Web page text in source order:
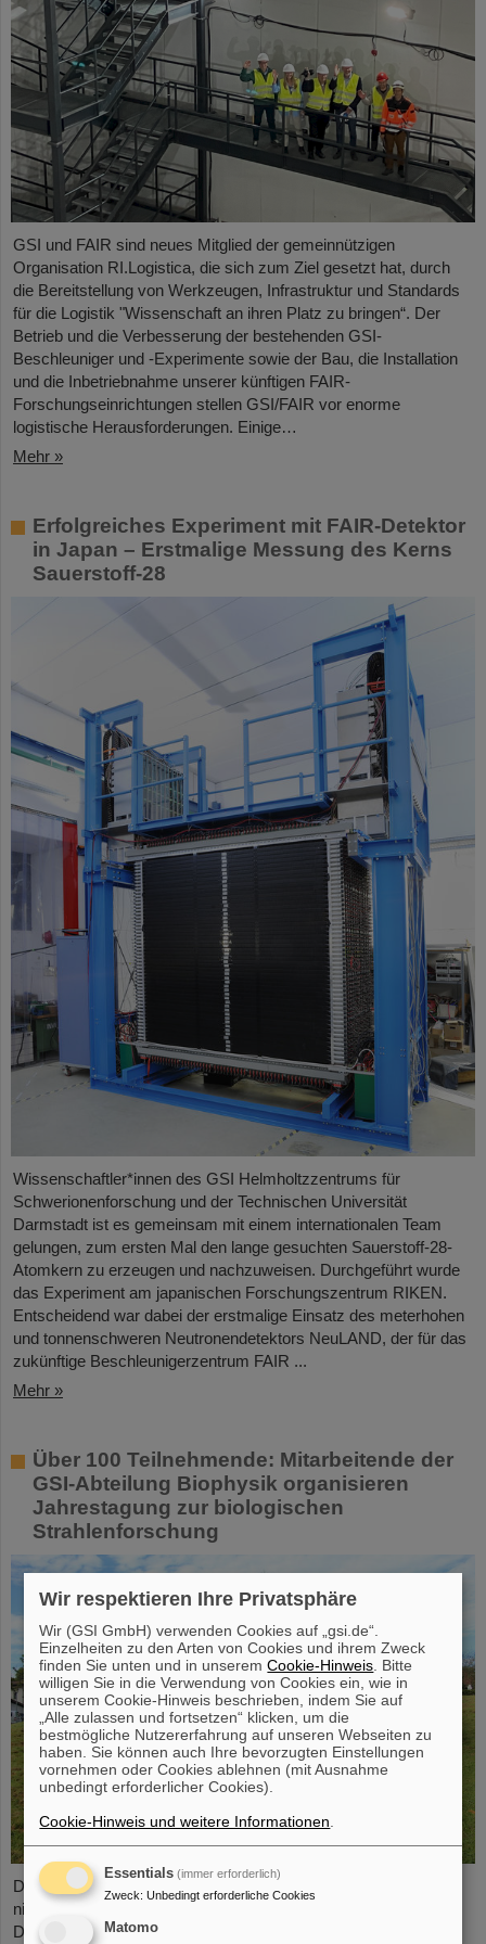
GSI und FAIR sind neues Mitglied der gemeinnützigen
Organisation RI.Logistica, die sich zum Ziel gesetzt hat, durch
die Bereitstellung von Werkzeugen, Infrastruktur und Standards
für die Logistik "Wissenschaft an ihren Platz zu bringen“. Der
Betrieb und die Verbesserung der bestehenden GSI-
Beschleuniger und -Experimente sowie der Bau, die Installation
und die Inbetriebnahme unserer künftigen FAIR-
Forschungseinrichtungen stellen GSI/FAIR vor enorme
logistische Herausforderungen. Einige…
Mehr »
Erfolgreiches Experiment mit FAIR-Detektor
in Japan – Erstmalige Messung des Kerns
Sauerstoff-28
Wissenschaftler*innen des GSI Helmholtzzentrums für
Schwerionenforschung und der Technischen Universität
Darmstadt ist es gemeinsam mit einem internationalen Team
gelungen, zum ersten Mal den lange gesuchten Sauerstoff-28-
Atomkern zu erzeugen und nachzuweisen. Durchgeführt wurde
das Experiment am japanischen Forschungszentrum RIKEN.
Entscheidend war dabei der erstmalige Einsatz des meterhohen
und tonnenschweren Neutronendetektors NeuLAND, der für das
zukünftige Beschleunigerzentrum FAIR ...
Mehr »
Über 100 Teilnehmende: Mitarbeitende der
GSI-Abteilung Biophysik organisieren
Jahrestagung zur biologischen
Strahlenforschung
Die Forschung zu biologischen Wirkungen ionisierender und
nichtionisierender Strahlungen zu fördern, ist das Hauptziel der
Deutschen Gesellschaft für Biologische Strahlenforschung
Wir respektieren Ihre Privatsphäre
Wir (GSI GmbH) verwenden Cookies auf „gsi.de“.
Einzelheiten zu den Arten von Cookies und ihrem Zweck
finden Sie unten und in unseremCookie-Hinweis . Bitte
willigen Sie in die Verwendung von Cookies ein, wie in
unserem Cookie-Hinweis beschrieben, indem Sie auf
„Alle zulassen und fortsetzen“ klicken, um die
bestmögliche Nutzererfahrung auf unseren Webseiten zu
haben. Sie können auch Ihre bevorzugten Einstellungen
vornehmen oder Cookies ablehnen (mit Ausnahme
unbedingt erforderlicher Cookies).
Cookie-Hinweis und weitere Informationen
Essentials (immer erforderlich)
Zweck: Unbedingt erforderliche Cookies
Matomo